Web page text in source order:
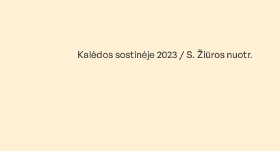
Kalėdos sostinėje 2023 / S. Žiūros nuotr.